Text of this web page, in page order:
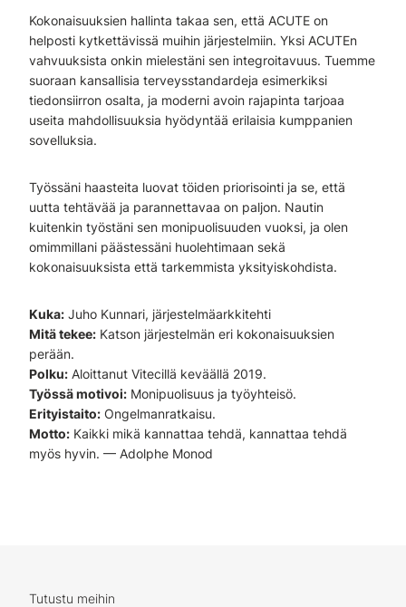
Kokonaisuuksien hallinta takaa sen, että ACUTE on
helposti kytkettävissä muihin järjestelmiin. Yksi ACUTEn
vahvuuksista onkin mielestäni sen integroitavuus. Tuemme
suoraan kansallisia terveysstandardeja esimerkiksi
tiedonsiirron osalta, ja moderni avoin rajapinta tarjoaa
useita mahdollisuuksia hyödyntää erilaisia kumppanien
sovelluksia.
Työssäni haasteita luovat töiden priorisointi ja se, että
uutta tehtävää ja parannettavaa on paljon. Nautin
kuitenkin työstäni sen monipuolisuuden vuoksi, ja olen
omimmillani päästessäni huolehtimaan sekä
kokonaisuuksista että tarkemmista yksityiskohdista.
Kuka: Juho Kunnari, järjestelmäarkkitehti
Mitä tekee: Katson järjestelmän eri kokonaisuuksien
perään.
Polku: Aloittanut Vitecillä keväällä 2019.
Työssä motivoi: Monipuolisuus ja työyhteisö.
Erityistaito: Ongelmanratkaisu.
Motto: Kaikki mikä kannattaa tehdä, kannattaa tehdä
myös hyvin. — Adolphe Monod
Tutustu meihin